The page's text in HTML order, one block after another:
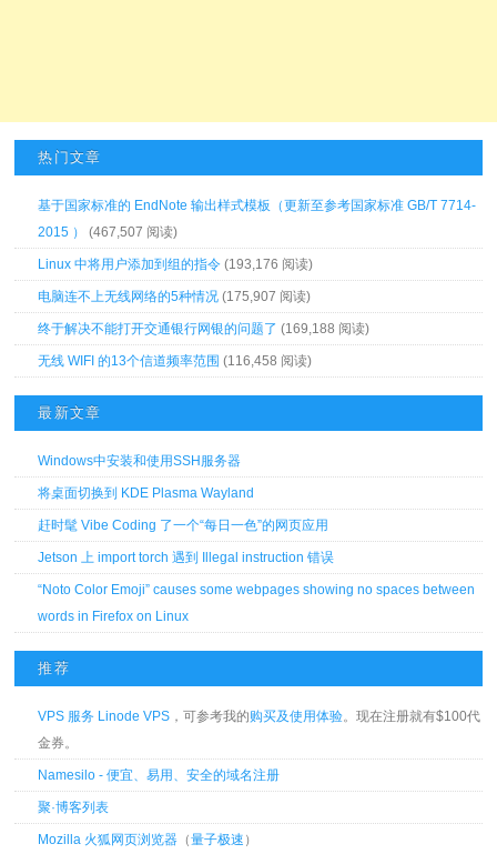
热门文章
基于国家标准的 EndNote 输出样式模板（更新至参考国家标准 GB/T 7714-
2015 ）
(467,507 阅读)
Linux 中将用户添加到组的指令 (193,176 阅读)
电脑连不上无线网络的5种情况 (175,907 阅读)
终于解决不能打开交通银行网银的问题了 (169,188 阅读)
无线 WIFI 的13个信道频率范围 (116,458 阅读)
最新文章
Windows中安装和使用SSH服务器
将桌面切换到 KDE Plasma Wayland
赶时髦 Vibe Coding 了一个“每日一色”的网页应用
Jetson 上 import torch 遇到 Illegal instruction 错误
“Noto Color Emoji” causes some webpages showing no spaces between
words in Firefox on Linux
推荐
VPS 服务 Linode VPS ，可参考我的购买及使用体验。现在注册就有$100代
金券。
Namesilo - 便宜、易用、安全的域名注册
聚·博客列表
Mozilla 火狐网页浏览器 （量子极速 ）